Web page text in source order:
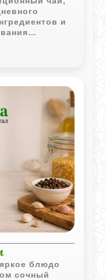
и
горячий
дня.
блюдо
сочный